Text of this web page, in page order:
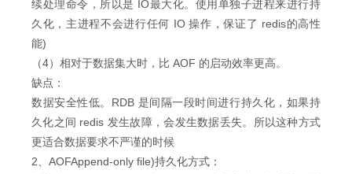
续处理命令，所以是 IO最大化。使用单独子进程来进行持
久化，主进程不会进行任何 IO 操作，保证了 redis的高性
能)
（4）相对于数据集大时，比 AOF 的启动效率更高。
缺点：
数据安全性低。RDB 是间隔一段时间进行持久化，如果持
久化之间 redis 发生故障，会发生数据丢失。所以这种方式
更适合数据要求不严谨的时候
2、AOFAppend-only file)持久化方式：